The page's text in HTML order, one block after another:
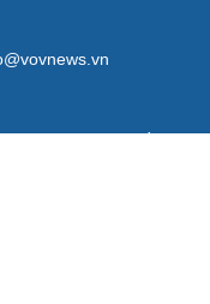
thứ Năm hàng tuần